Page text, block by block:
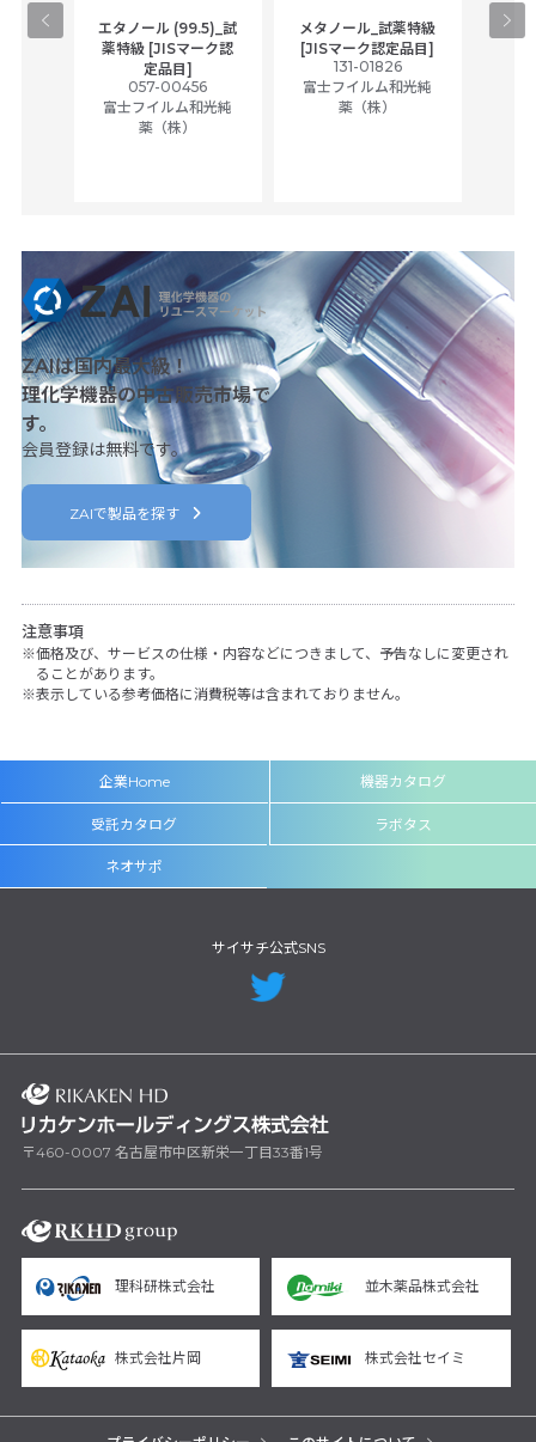
エタノール (99.5)_試
薬特級 [JISマーク認
定品目]
057-00456
富士フイルム和光純
薬（株）
メタノール_試薬特級
[JISマーク認定品目]
131-01826
富士フイルム和光純
薬（株）
ア
ZAIは国内最大級！
理化学機器の中古販売市場で
す。
会員登録は無料です。
ZAIで製品を探す
注意事項
価格及び、サービスの仕様・内容などにつきまして、予告なしに変更され
ることがあります。
表示している参考価格に消費税等は含まれておりません。
企業Home 機器カタログ
受託カタログ ラボタス
ネオサポ
サイサチ公式SNS
〒460-0007 名古屋市中区新栄一丁目33番1号
理科研株式会社 並木薬品株式会社
株式会社片岡 株式会社セイミ